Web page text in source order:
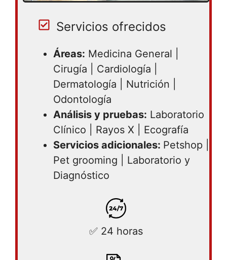
Servicios ofrecidos
Áreas: Medicina General |
Cirugía | Cardiología |
Dermatología | Nutrición |
Odontología
Análisis y pruebas: Laboratorio
Clínico | Rayos X | Ecografía
Servicios adicionales: Petshop |
Pet grooming | Laboratorio y
Diagnóstico
✅ 24 horas